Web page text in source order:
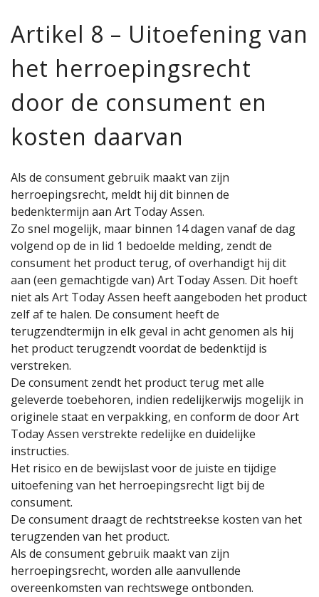
Artikel 8 – Uitoefening van
het herroepingsrecht
door de consument en
kosten daarvan
Als de consument gebruik maakt van zijn
herroepingsrecht, meldt hij dit binnen de
bedenktermijn aan Art Today Assen.
Zo snel mogelijk, maar binnen 14 dagen vanaf de dag
volgend op de in lid 1 bedoelde melding, zendt de
consument het product terug, of overhandigt hij dit
aan (een gemachtigde van) Art Today Assen. Dit hoeft
niet als Art Today Assen heeft aangeboden het product
zelf af te halen. De consument heeft de
terugzendtermijn in elk geval in acht genomen als hij
het product terugzendt voordat de bedenktijd is
verstreken.
De consument zendt het product terug met alle
geleverde toebehoren, indien redelijkerwijs mogelijk in
originele staat en verpakking, en conform de door Art
Today Assen verstrekte redelijke en duidelijke
instructies.
Het risico en de bewijslast voor de juiste en tijdige
uitoefening van het herroepingsrecht ligt bij de
consument.
De consument draagt de rechtstreekse kosten van het
terugzenden van het product.
Als de consument gebruik maakt van zijn
herroepingsrecht, worden alle aanvullende
overeenkomsten van rechtswege ontbonden.